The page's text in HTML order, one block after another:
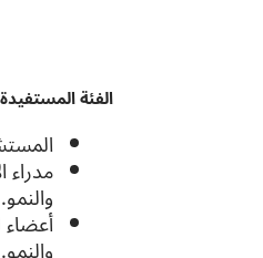
الفئة
مدراء
والنمو.